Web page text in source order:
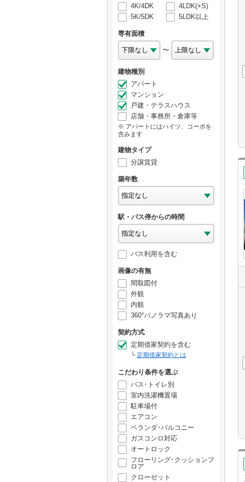
4K/4DK
4LDK(+S)
5K/5DK
5LDK以上
専有面積
〜
建物種別
アパート
マンション
戸建・テラスハウス
店舗・事務所・倉庫等
アパートにはハイツ、コーポを
含みます
建物タイプ
分譲賃貸
築年数
駅・バス停からの時間
バス利用を含む
画像の有無
間取図付
外観
内観
360°パノラマ写真あり
契約方式
定期借家契約を含む
定期借家契約とは
こだわり条件を選ぶ
バス･トイレ別
室内洗濯機置場
駐車場付
エアコン
ベランダ･バルコニー
ガスコンロ対応
オートロック
フローリング･クッションフ
ロア
クローゼット